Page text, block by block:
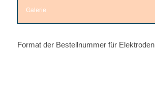
Galerie
Format der Bestellnummer für Elektroden